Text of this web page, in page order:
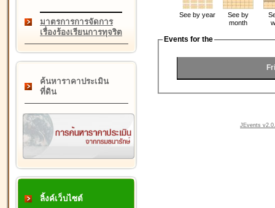
มาตรการการจัดการ
เรื่องร้องเรียนการทุจริต
ค้นหาราคาประเมิน
ที่ดิน
ลิ้งค์เว็บไซต์
See by year
See by
month
Events for the
JEvents